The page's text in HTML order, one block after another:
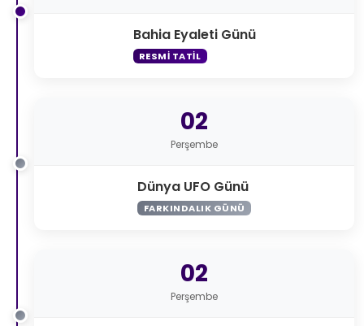
Bahia Eyaleti Günü
RESMI TATIL
02
Perşembe
Dünya UFO Günü
FARKINDALIK GÜNÜ
02
Perşembe